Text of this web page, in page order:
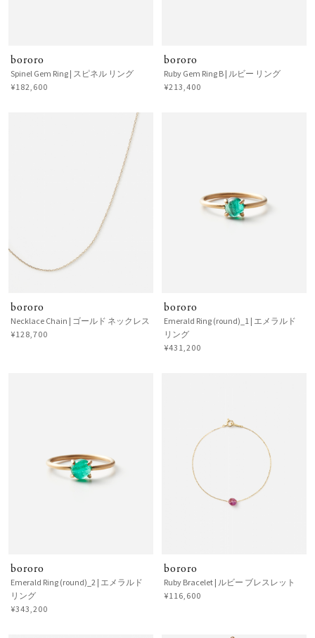
bororo
Spinel Gem Ring | スピネル リング
¥182,600
bororo
Ruby Gem Ring B | ルビー リング
¥213,400
bororo
Necklace Chain | ゴールド ネックレス
¥128,700
bororo
Emerald Ring (round)_1 | エメラルド
リング
¥431,200
bororo
Emerald Ring (round)_2 | エメラルド
リング
¥343,200
bororo
Ruby Bracelet | ルビー ブレスレット
¥116,600